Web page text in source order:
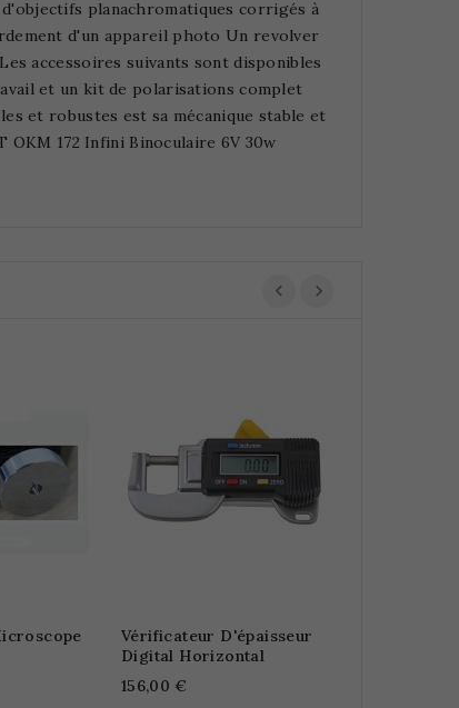
planachromatiques corrigés à
d'un appareil photo Un revolver
accessoires suivants sont disponibles
et un kit de polarisations complet
et robustes est sa mécanique stable et
172 Infini Binoculaire 6V 30w
Vérificateur D'épaisseur
Digital Horizontal
156,00 €